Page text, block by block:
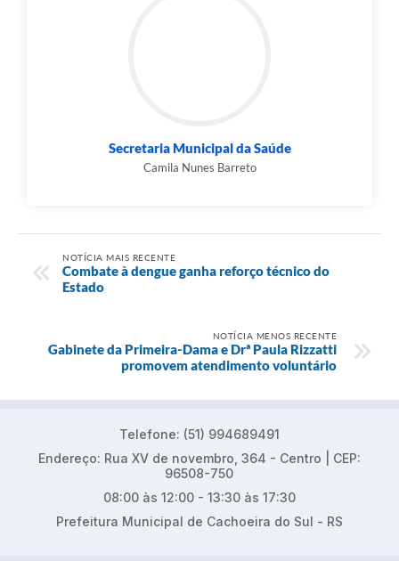
Secretaria Municipal da Saúde
Camila Nunes Barreto
NOTÍCIA MAIS RECENTE
Combate à dengue ganha reforço técnico do
Estado
NOTÍCIA MENOS RECENTE
Gabinete da Primeira-Dama e Drª Paula Rizzatti
promovem atendimento voluntário
Telefone: (51) 994689491
Endereço: Rua XV de novembro, 364 - Centro | CEP:
96508-750
08:00 às 12:00 - 13:30 às 17:30
Prefeitura Municipal de Cachoeira do Sul - RS